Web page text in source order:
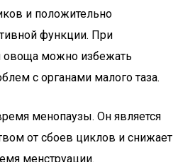
и положительно
функции. При
овоща можно избежать
с органами малого таза.
менопаузы. Он является
от сбоев циклов и снижает
менструации.